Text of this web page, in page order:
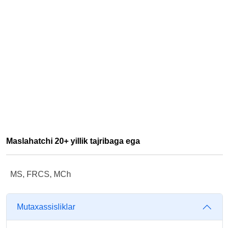
Maslahatchi 20+ yillik tajribaga ega
MS, FRCS, MCh
Mutaxassisliklar